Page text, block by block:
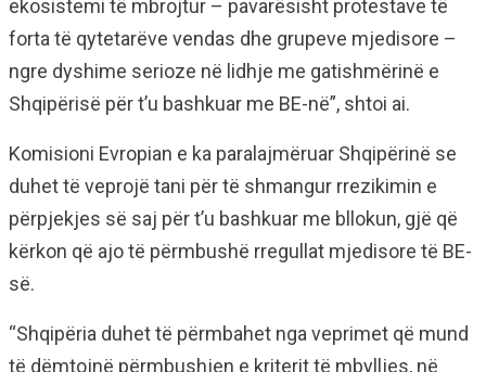
ekosistemi të mbrojtur – pavarësisht protestave të
forta të qytetarëve vendas dhe grupeve mjedisore –
ngre dyshime serioze në lidhje me gatishmërinë e
Shqipërisë për t’u bashkuar me BE-në”, shtoi ai.
Komisioni Evropian e ka paralajmëruar Shqipërinë se
duhet të veprojë tani për të shmangur rrezikimin e
përpjekjes së saj për t’u bashkuar me bllokun, gjë që
kërkon që ajo të përmbushë rregullat mjedisore të BE-
së.
“Shqipëria duhet të përmbahet nga veprimet që mund
të dëmtojnë përmbushjen e kriterit të mbylljes, në